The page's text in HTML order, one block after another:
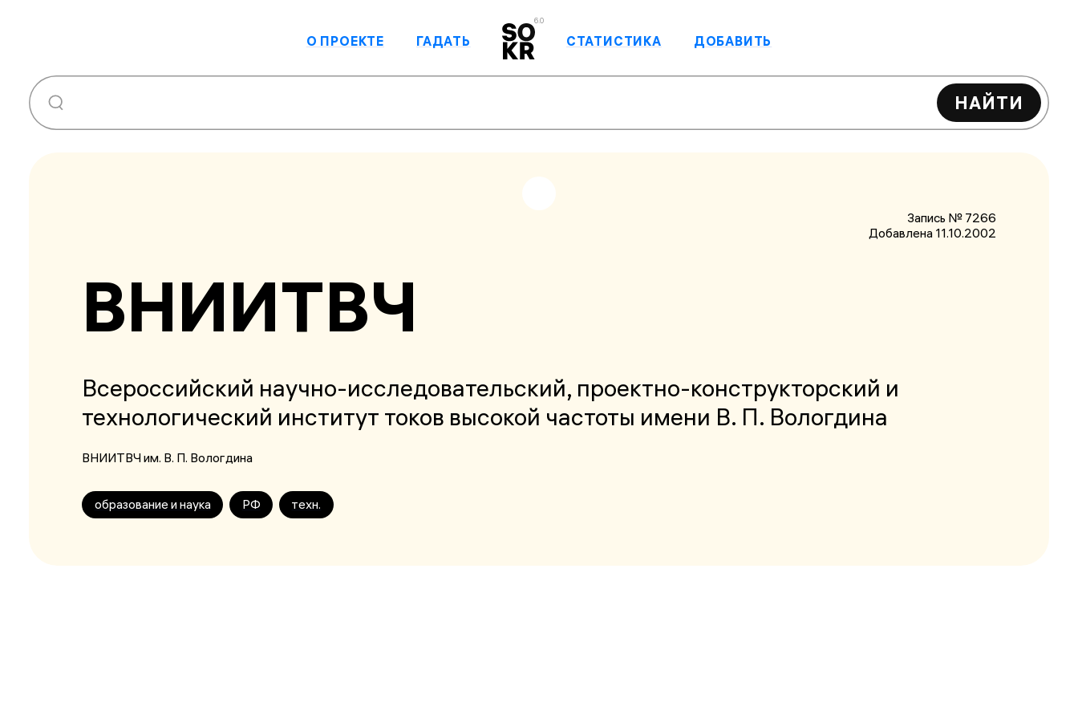
6.0
О ПРОЕКТЕ ГАДАТЬ СТАТИСТИКА ДОБАВИТЬ
НАЙТИ
Запись № 7266
Добавлена 11.10.2002
ВНИИТВЧ
Всероссийский научно-исследовательский, проектно-конструкторский и
технологический институт токов высокой частоты имени В. П. Вологдина
ВНИИТВЧ им. В. П. Вологдина
образование и наука РФ техн.